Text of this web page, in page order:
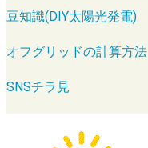
豆知識(DIY太陽光発電)
オフグリッドの計算方法
SNSチラ見